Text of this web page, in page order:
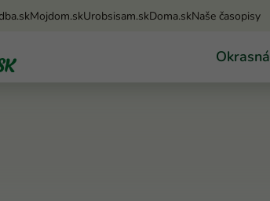
Mojdom.skUrobsisam.skDoma.skNaše časopisy
Okrasná